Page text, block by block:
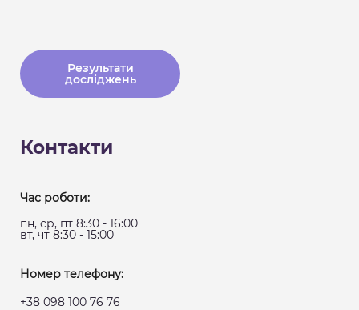
Результати
досліджень
Контакти
Час роботи:
пн, ср, пт 8:30 - 16:00
вт, чт 8:30 - 15:00
Номер телефону:
+38 098 100 76 76